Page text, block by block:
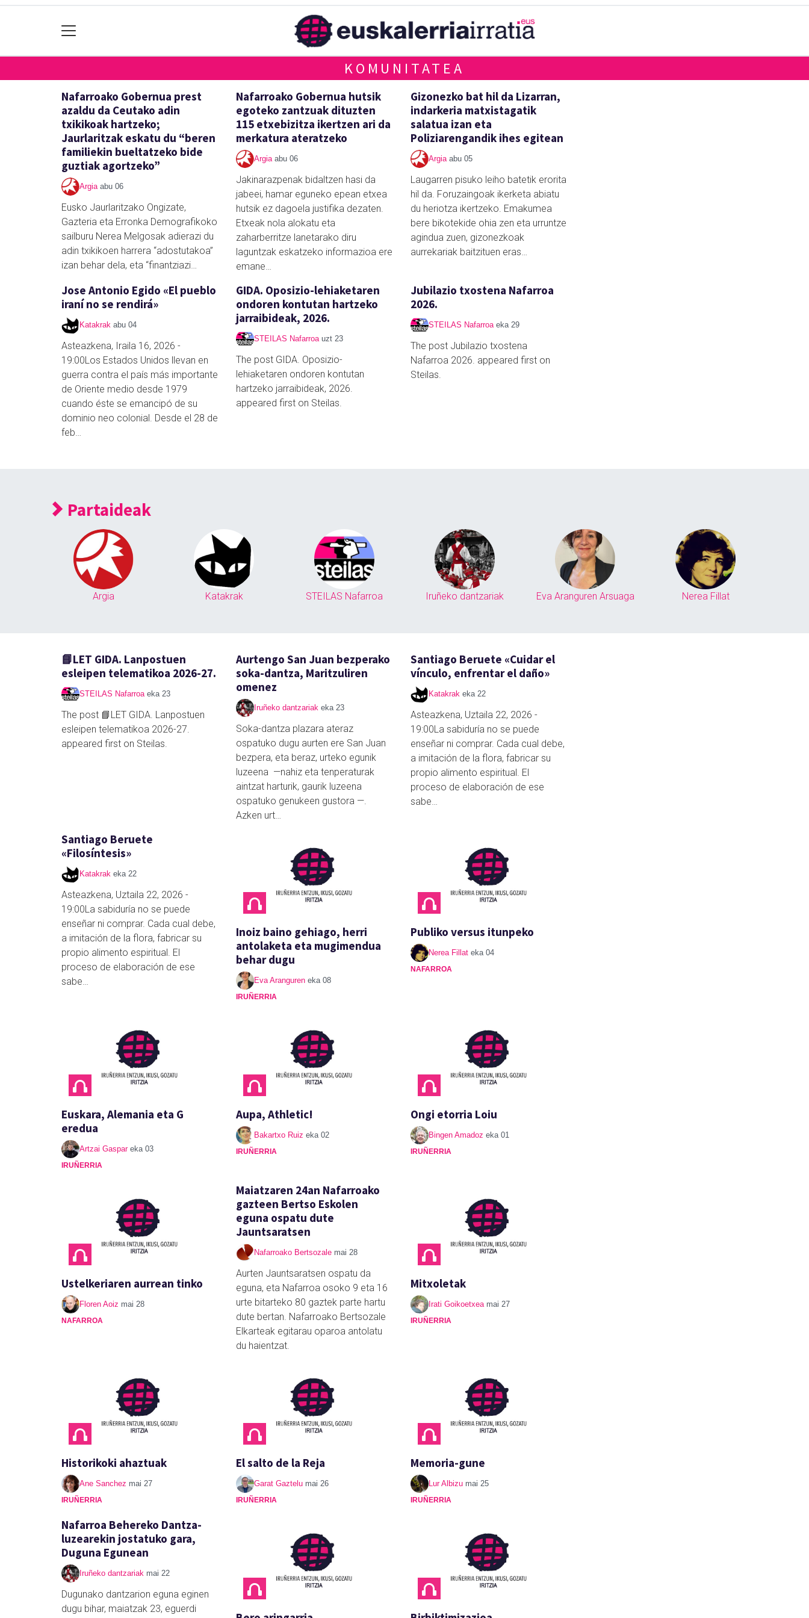
KOMUNITATEA
Nafarroako Gobernua prest
azaldu da Ceutako adin
txikikoak hartzeko;
Jaurlaritzak eskatu du “beren
familiekin bueltatzeko bide
guztiak agortzeko”
Argia abu 06
Eusko Jaurlaritzako Ongizate,
Gazteria eta Erronka Demografikoko
sailburu Nerea Melgosak adierazi du
adin txikikoen harrera “adostutakoa”
izan behar dela, eta “finantziazi…
Nafarroako Gobernua hutsik
egoteko zantzuak dituzten
115 etxebizitza ikertzen ari da
merkatura ateratzeko
Argia abu 06
Jakinarazpenak bidaltzen hasi da
jabeei, hamar eguneko epean etxea
hutsik ez dagoela justifika dezaten.
Etxeak nola alokatu eta
zaharberritze lanetarako diru
laguntzak eskatzeko informazioa ere
emane…
Gizonezko bat hil da Lizarran,
indarkeria matxistagatik
salatua izan eta
Poliziarengandik ihes egitean
Argia abu 05
Laugarren pisuko leiho batetik erorita
hil da. Foruzaingoak ikerketa abiatu
du heriotza ikertzeko. Emakumea
bere bikotekide ohia zen eta urruntze
agindua zuen, gizonezkoak
aurrekariak baitzituen eras…
Jose Antonio Egido «El pueblo
iraní no se rendirá»
Katakrak abu 04
Asteazkena, Iraila 16, 2026 -
19:00Los Estados Unidos llevan en
guerra contra el país más importante
de Oriente medio desde 1979
cuando éste se emancipó de su
dominio neo colonial. Desde el 28 de
feb…
GIDA. Oposizio-lehiaketaren
ondoren kontutan hartzeko
jarraibideak, 2026.
STEILAS Nafarroa uzt 23
The post GIDA. Oposizio-
lehiaketaren ondoren kontutan
hartzeko jarraibideak, 2026.
appeared first on Steilas.
Jubilazio txostena Nafarroa
2026.
STEILAS Nafarroa eka 29
The post Jubilazio txostena
Nafarroa 2026. appeared first on
Steilas.
Partaideak
Argia Katakrak STEILAS Nafarroa Iruñeko dantzariak Eva Aranguren Arsuaga Nerea Fillat
📘LET GIDA. Lanpostuen
esleipen telematikoa 2026-27.
STEILAS Nafarroa eka 23
The post 📘LET GIDA. Lanpostuen
esleipen telematikoa 2026-27.
appeared first on Steilas.
Aurtengo San Juan bezperako
soka-dantza, Maritzuliren
omenez
Iruñeko dantzariak eka 23
Soka-dantza plazara ateraz
ospatuko dugu aurten ere San Juan
bezpera, eta beraz, urteko egunik
luzeena —nahiz eta tenperaturak
aintzat harturik, gaurik luzeena
ospatuko genukeen gustora —.
Azken urt…
Santiago Beruete «Cuidar el
vínculo, enfrentar el daño»
Katakrak eka 22
Asteazkena, Uztaila 22, 2026 -
19:00La sabiduría no se puede
enseñar ni comprar. Cada cual debe,
a imitación de la flora, fabricar su
propio alimento espiritual. El
proceso de elaboración de ese
sabe…
Santiago Beruete
«Filosíntesis»
Katakrak eka 22
Asteazkena, Uztaila 22, 2026 -
19:00La sabiduría no se puede
enseñar ni comprar. Cada cual debe,
a imitación de la flora, fabricar su
propio alimento espiritual. El
proceso de elaboración de ese
sabe…
Inoiz baino gehiago, herri
antolaketa eta mugimendua
behar dugu
Eva Aranguren eka 08
IRUÑERRIA
Publiko versus itunpeko
Nerea Fillat eka 04
NAFARROA
Euskara, Alemania eta G
eredua
Artzai Gaspar eka 03
IRUÑERRIA
Aupa, Athletic!
Bakartxo Ruiz eka 02
IRUÑERRIA
Ongi etorria Loiu
Bingen Amadoz eka 01
IRUÑERRIA
Ustelkeriaren aurrean tinko
Floren Aoiz mai 28
NAFARROA
Maiatzaren 24an Nafarroako
gazteen Bertso Eskolen
eguna ospatu dute
Jauntsaratsen
Nafarroako Bertsozale mai 28
Aurten Jauntsaratsen ospatu da
eguna, eta Nafarroa osoko 9 eta 16
urte bitarteko 80 gaztek parte hartu
dute bertan. Nafarroako Bertsozale
Elkarteak egitarau oparoa antolatu
du haientzat.
Mitxoletak
Irati Goikoetxea mai 27
IRUÑERRIA
Historikoki ahaztuak
Ane Sanchez mai 27
IRUÑERRIA
El salto de la Reja
Garat Gaztelu mai 26
IRUÑERRIA
Memoria-gune
Lur Albizu mai 25
IRUÑERRIA
Nafarroa Behereko Dantza-
luzearekin jostatuko gara,
Duguna Egunean
Iruñeko dantzariak mai 22
Dugunako dantzarion eguna eginen
dugu bihar, maiatzak 23, eguerdi